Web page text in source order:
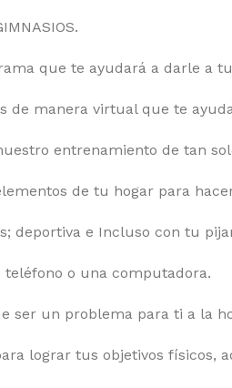
que te ayudará a darle a
de manera virtual que te
entrenamiento de tan
de tu hogar para
deportiva e Incluso con tu
o una computadora.
ser un problema para ti a la
lograr tus objetivos